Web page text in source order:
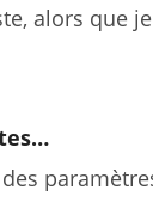
alors que